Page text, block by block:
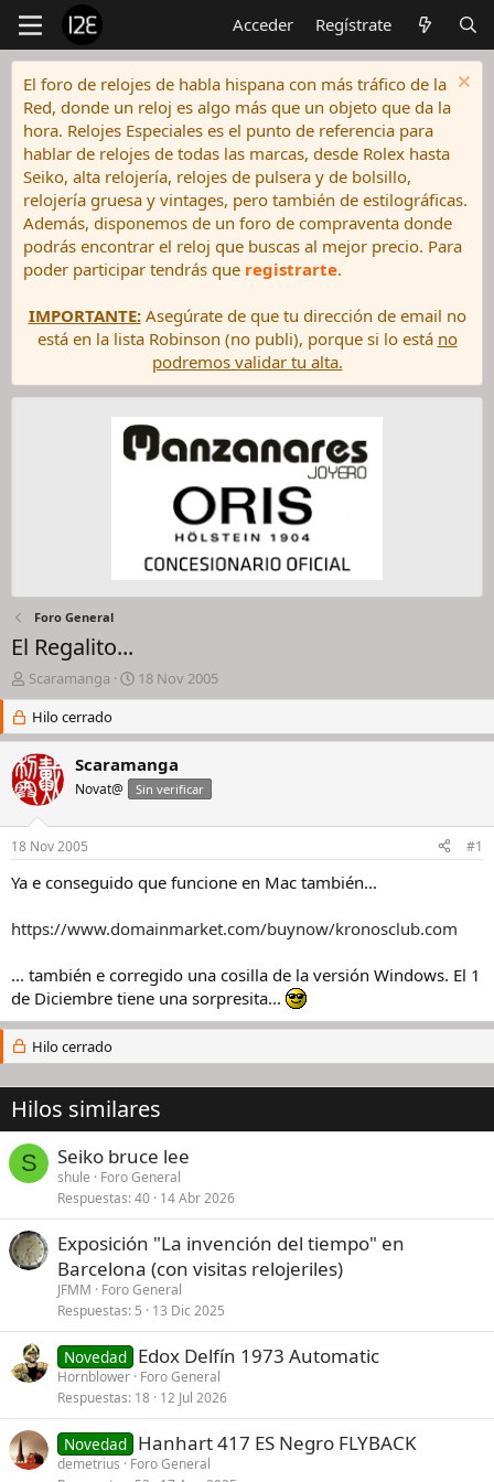
Acceder Regístrate
El foro de relojes de habla hispana con más tráfico de la
Red, donde un reloj es algo más que un objeto que da la
hora. Relojes Especiales es el punto de referencia para
hablar de relojes de todas las marcas, desde Rolex hasta
Seiko, alta relojería, relojes de pulsera y de bolsillo,
relojería gruesa y vintages, pero también de estilográficas.
Además, disponemos de un foro de compraventa donde
podrás encontrar el reloj que buscas al mejor precio. Para
poder participar tendrás que registrarte.
IMPORTANTE:Asegúrate de que tu dirección de email no
está en la lista Robinson (no publi), porque si lo está no
podremos validar tu alta.
Foro General
El Regalito...
I
n
c
i
a
d
o
d
e
i
o
Scaramanga
F
e
h
d
e
i
c
18 Nov 2005
Hilo cerrado
Scaramanga
Novat@ Sin verificar
18 Nov 2005 #1
Ya e conseguido que funcione en Mac también...
https://www.domainmarket.com/buynow/kronosclub.com
... también e corregido una cosilla de la versión Windows. El 1
de Diciembre tiene una sorpresita...
Hilo cerrado
Hilos similares
S Seiko bruce lee
shule
Foro General
Respuestas 40 14 Abr 2026
Exposición "La invención del tiempo" en
Barcelona (con visitas relojeriles)
JFMM
Foro General
Respuestas 5 13 Dic 2025
Novedad Edox Delfín 1973 Automatic
Hornblower Foro General
Respuestas 18 12 Jul 2026
Novedad Hanhart 417 ES Negro FLYBACK
demetrius
Foro General